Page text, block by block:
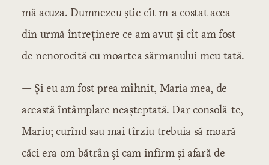
mă acuza. Dumnezeu știe cît m-a costat acea
din urmă întreținere ce am avut și cît am fost
de nenorocită cu moartea sărmanului meu tată.
— Și eu am fost prea mîhnit, Maria mea, de
această întâmplare neașteptată. Dar consolă-te,
Mario; curînd sau mai tîrziu trebuia să moară
căci era om bătrân și cam infirm și afară de